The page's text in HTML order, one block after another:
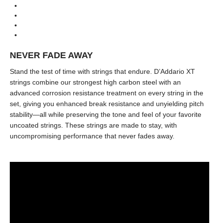
NEVER FADE AWAY
Stand the test of time with strings that endure. D’Addario XT
strings combine our strongest high carbon steel with an
advanced corrosion resistance treatment on every string in the
set, giving you enhanced break resistance and unyielding pitch
stability—all while preserving the tone and feel of your favorite
uncoated strings. These strings are made to stay, with
uncompromising performance that never fades away.